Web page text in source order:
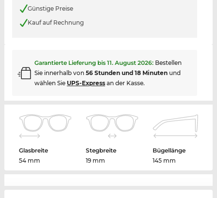
Günstige Preise
Kauf auf Rechnung
Garantierte Lieferung bis 11. August 2026: Bestellen
Sie innerhalb von 56 Stunden und 18 Minutenund
wählen Sie UPS-Expressan der Kasse.
Glasbreite
54 mm
Stegbreite
19 mm
Bügellänge
145 mm